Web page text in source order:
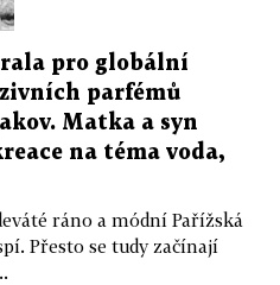
pro globální
parfémů
Matka a syn
na téma voda,
ráno a módní Pařížská
Přesto se tudy začínají